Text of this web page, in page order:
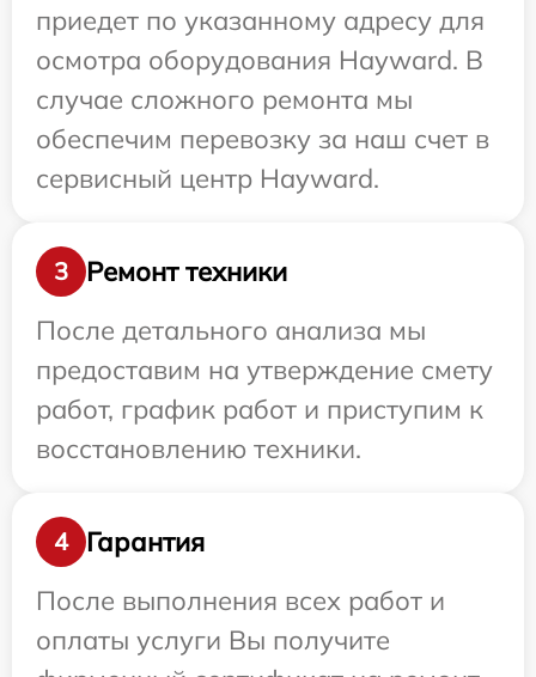
приедет по указанному адресу для
осмотра оборудования Hayward. В
случае сложного ремонта мы
обеспечим перевозку за наш счет в
сервисный центр Hayward.
3
Ремонт техники
После детального анализа мы
предоставим на утверждение смету
работ, график работ и приступим к
восстановлению техники.
4
Гарантия
После выполнения всех работ и
оплаты услуги Вы получите